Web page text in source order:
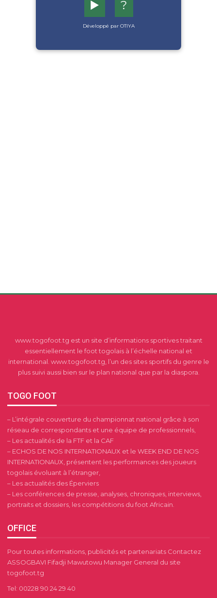
▶️ ?
Développé par OTIYA
www.togofoot.tg est un site d’informations sportives traitant
essentiellement le foot togolais à l’échelle national et
international. www.togofoot.tg, l’un des sites sportifs du genre le
plus suivi aussi bien sur le plan national que par la diaspora.
TOGO FOOT
– L’intégrale couverture du championnat national grâce à son
réseau de correspondants et une équipe de professionnels,
– Les actualités de la FTF et la CAF
– ECHOS DE NOS INTERNATIONAUX et le WEEK END DE NOS
INTERNATIONAUX, présentent les performances des joueurs
togolais évoluant à l’étranger,
– Les actualités des Éperviers
– Les conférences de presse, analyses, chroniques, interviews,
portraits et dossiers, les compétitions du foot Africain.
OFFICE
Pour toutes informations, publicités et partenariats Contactez
ASSOGBAVI Fifadji Mawutowu Manager General du site
togofoot.tg
Tel: 00228 90 24 29 40